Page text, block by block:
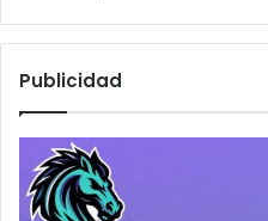
Publicidad